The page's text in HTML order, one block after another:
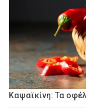
Καψαϊκίνη: Τα